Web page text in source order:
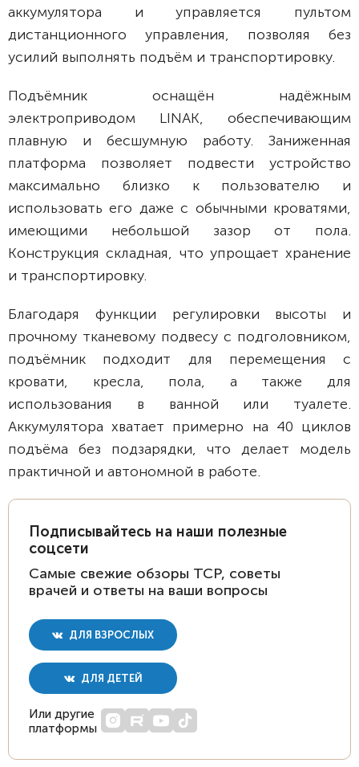
аккумулятора и управляется пультом
дистанционного управления, позволяя без
усилий выполнять подъём и транспортировку.
Подъёмник оснащён надёжным
электроприводом LINAK, обеспечивающим
плавную и бесшумную работу. Заниженная
платформа позволяет подвести устройство
максимально близко к пользователю и
использовать его даже с обычными кроватями,
имеющими небольшой зазор от пола.
Конструкция складная, что упрощает хранение
и транспортировку.
Благодаря функции регулировки высоты и
прочному тканевому подвесу с подголовником,
подъёмник подходит для перемещения с
кровати, кресла, пола, а также для
использования в ванной или туалете.
Аккумулятора хватает примерно на 40 циклов
подъёма без подзарядки, что делает модель
практичной и автономной в работе.
Подписывайтесь на наши полезные
соцсети
Самые свежие обзоры ТСР, советы
врачей и ответы на ваши вопросы
ДЛЯ ВЗРОСЛЫХ
ДЛЯ ДЕТЕЙ
Или другие
платформы